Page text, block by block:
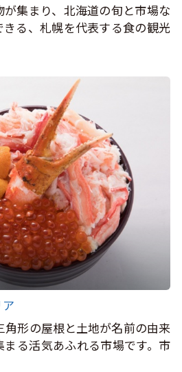
集まり、北海道の旬と市場な
る、札幌を代表する食の観光
角形の屋根と土地が名前の由来
まる活気あふれる市場です。市